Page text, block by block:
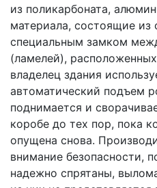
из поликарбоната,
материала, состоящие из
специальным замком
(ламелей),
владелец здания
автоматический подъем
поднимается и
коробе до тех пор, пока
опущена снова.
внимание безопасности,
надежно спрятаны,